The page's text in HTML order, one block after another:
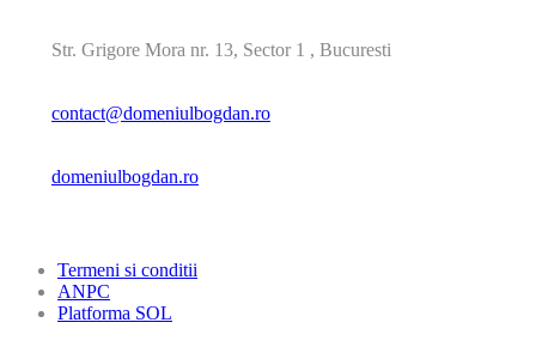
Str. Grigore Mora nr. 13, Sector 1 , Bucuresti
contact@domeniulbogdan.ro
domeniulbogdan.ro
Termeni si conditii
ANPC
Platforma SOL